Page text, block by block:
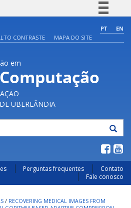
Comunica BR
Acesso à informação
Legislação
PT
EN
CONTRASTE MAPA DO SITE
em
UBERLÂNDIA
Perguntas frequentes
Contato
Fale conosco
/ RECOVERING MEDICAL IMAGES FROM